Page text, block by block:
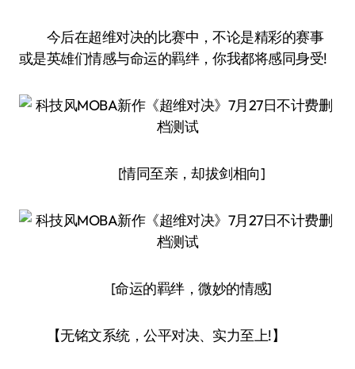
今后在超维对决的比赛中，不论是精彩的赛事
或是英雄们情感与命运的羁绊，你我都将感同身受!
[情同至亲，却拔剑相向]
[命运的羁绊，微妙的情感]
【无铭文系统，公平对决、实力至上!】